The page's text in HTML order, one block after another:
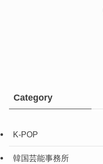
Category
K-POP
韓国芸能事務所